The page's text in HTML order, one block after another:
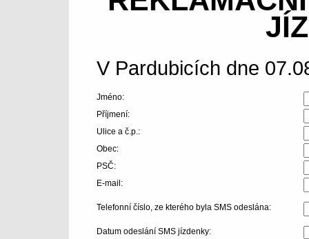
V Pardubicích dne
Jméno:
Příjmení:
Ulice a č.p.:
Obec:
PSČ:
E-mail:
Telefonní číslo, ze kterého byla SMS odeslána:
Datum odeslání SMS jízdenky: